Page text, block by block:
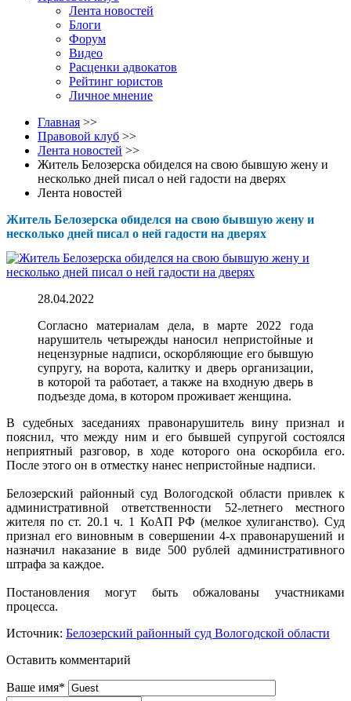
Лента новостей
Блоги
Форум
Видео
Расценки адвокатов
Рейтинг юристов
Личное мнение
Главная >>
Правовой клуб >>
Лента новостей >>
Житель Белозерска обиделся на свою бывшую жену и
несколько дней писал о ней гадости на дверях
Лента новостей
Житель Белозерска обиделся на свою бывшую жену и
несколько дней писал о ней гадости на дверях
28.04.2022
Согласно материалам дела, в марте 2022 года
нарушитель четырежды наносил непристойные и
нецензурные надписи, оскорбляющие его бывшую
супругу, на ворота, калитку и дверь организации,
в которой та работает, а также на входную дверь в
подъезде дома, в котором проживает женщина.
В судебных заседаниях правонарушитель вину признал и
пояснил, что между ним и его бывшей супругой состоялся
неприятный разговор, в ходе которого она оскорбила его.
После этого он в отместку нанес непристойные надписи.
Белозерский районный суд Вологодской области привлек к
административной ответственности 52-летнего местного
жителя по ст. 20.1 ч. 1 КоАП РФ (мелкое хулиганство). Суд
признал его виновным в совершении 4-х правонарушений и
назначил наказание в виде 500 рублей административного
штрафа за каждое.
Постановления могут быть обжалованы участниками
процесса.
Источник: Белозерский районный суд Вологодской области
Оставить комментарий
Ваше имя*